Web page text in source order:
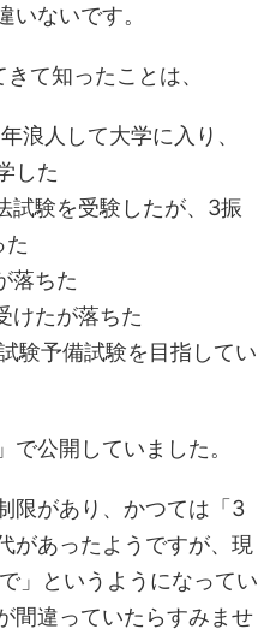
いないです。
て知ったことは、
浪人して大学に入り、
した
試験を受験したが、3振
た
落ちた
けたが落ちた
験予備試験を目指してい
で公開していました。
限があり、かつては「3
があったようですが、現
」というようになってい
間違っていたらすみませ